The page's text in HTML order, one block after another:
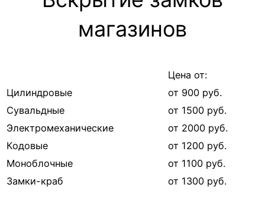
магазинов
Цена от:
Цилиндровые
от 900 руб.
Сувальдные
от 1500 руб.
Электромеханические
от 2000 руб.
Кодовые
от 1200 руб.
Моноблочные
от 1100 руб.
Замки-краб
от 1300 руб.